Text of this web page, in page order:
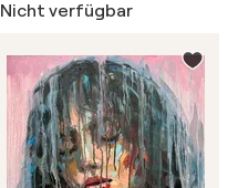
Nicht verfügbar